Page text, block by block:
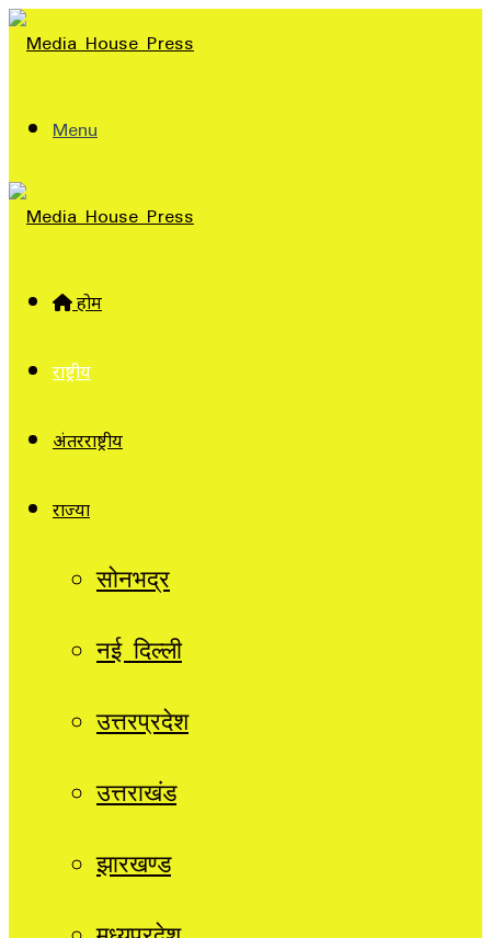
Menu
होम
राष्ट्रीय
अंतरराष्ट्रीय
राज्यों
सोनभद्र
नई दिल्ली
उत्तरप्रदेश
उत्तराखंड
झारखण्ड